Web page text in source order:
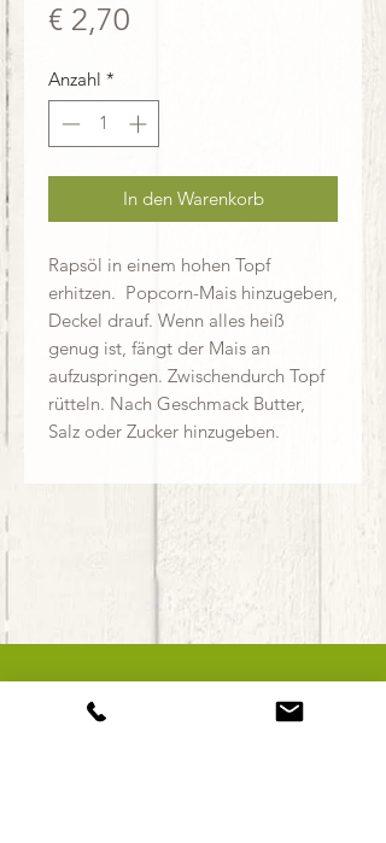
€ 2,70
Anzahl *
In den Warenkorb
Rapsöl in einem hohen Topf
erhitzen. Popcorn-Mais hinzugeben,
Deckel drauf. Wenn alles heiß
genug ist, fängt der Mais an
aufzuspringen. Zwischendurch Topf
rütteln. Nach Geschmack Butter,
Salz oder Zucker hinzugeben.